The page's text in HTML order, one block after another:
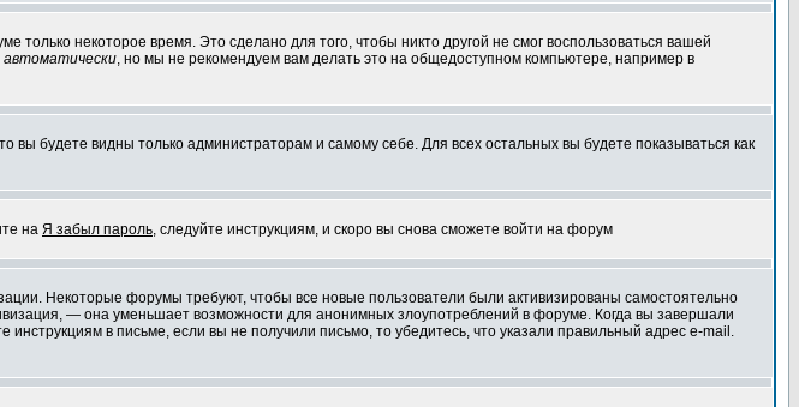
только некоторое время. Это сделано для того, чтобы никто другой не смог воспользоваться вашей
, но мы не рекомендуем вам делать это на общедоступном компьютере, например в
вы будете видны только администраторам и самому себе. Для всех остальных вы будете показываться как
на Я забыл пароль, следуйте инструкциям, и скоро вы снова сможете войти на форум
Некоторые форумы требуют, чтобы все новые пользователи были активизированы самостоятельно
— она уменьшает возможности для анонимных злоупотреблений в форуме. Когда вы завершали
в письме, если вы не получили письмо, то убедитесь, что указали правильный адрес e-mail.